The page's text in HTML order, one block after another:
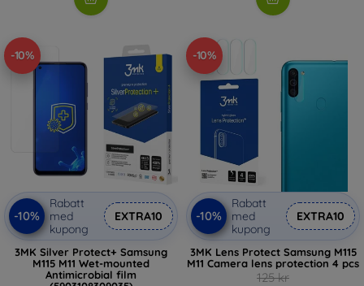
-10%
-10%
Rabatt
med
kupong
EXTRA10
3MK Silver Protect+ Samsung
M115 M11 Wet-mounted
Antimicrobial film
-10%
-10%
Rabatt
med
kupong
EXTRA10
3MK Lens Protect Samsung M115
M11 Camera lens protection 4 pcs
125 kr